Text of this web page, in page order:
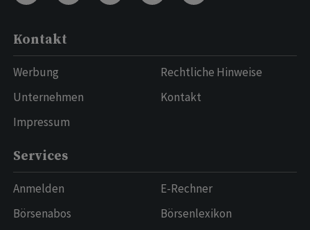
Kontakt
Werbung
Unternehmen
Impressum
Rechtliche Hinweise
Kontakt
Services
Anmelden
Börsenabos
E-Rechner
Börsenlexikon